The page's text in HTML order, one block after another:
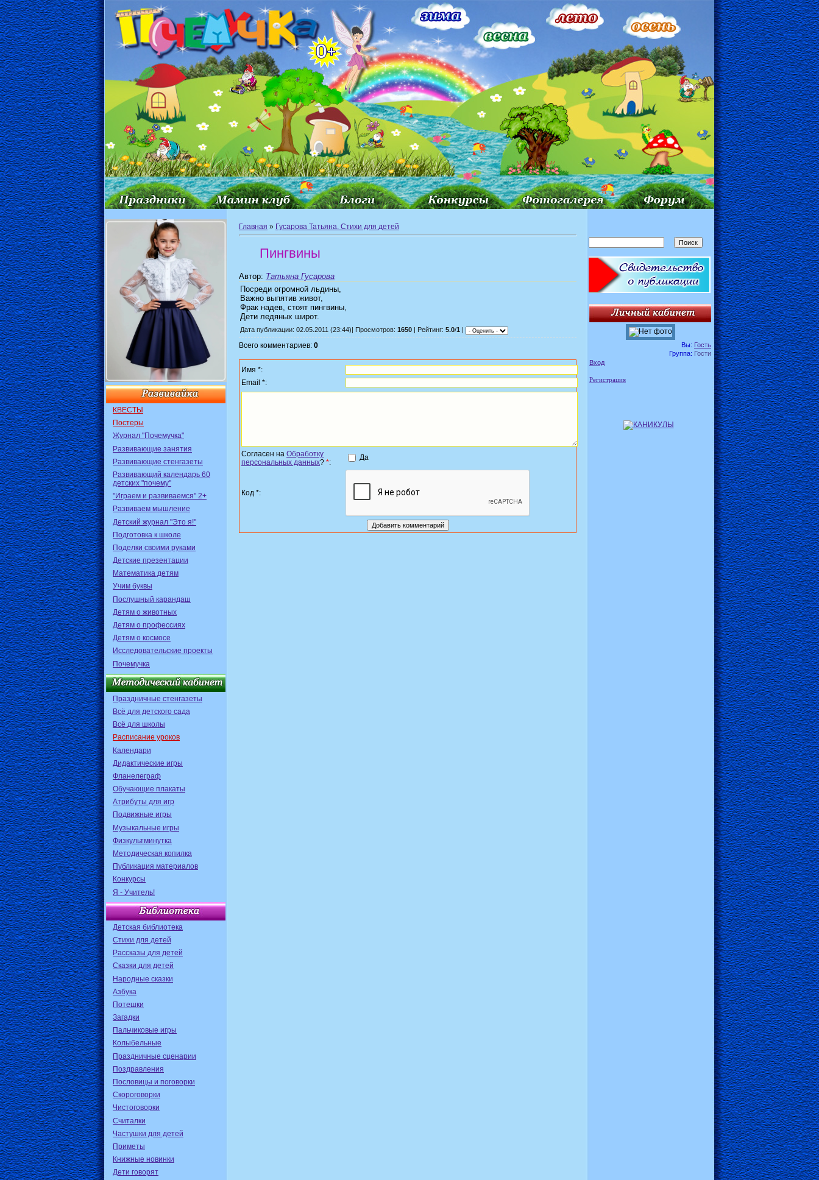
КВЕСТЫ
Постеры
Журнал "Почемучка"
Развивающие занятия
Развивающие стенгазеты
Развивающий календарь 60
детских "почему"
"Играем и развиваемся" 2+
Развиваем мышление
Детский журнал "Это я!"
Подготовка к школе
Поделки своими руками
Детские презентации
Математика детям
Учим буквы
Послушный карандаш
Детям о животных
Детям о профессиях
Детям о космосе
Исследовательские проекты
Почемучка
Праздничные стенгазеты
Всё для детского сада
Всё для школы
Расписание уроков
Календари
Дидактические игры
Фланелеграф
Обучающие плакаты
Атрибуты для игр
Подвижные игры
Музыкальные игры
Физкультминутка
Методическая копилка
Публикация материалов
Конкурсы
Я - Учитель!
Детская библиотека
Стихи для детей
Рассказы для детей
Сказки для детей
Народные сказки
Азбука
Потешки
Загадки
Пальчиковые игры
Колыбельные
Праздничные сценарии
Поздравления
Пословицы и поговорки
Скороговорки
Чистоговорки
Считалки
Частушки для детей
Приметы
Книжные новинки
Дети говорят
Главная » Гусарова Татьяна. Стихи для детей
Пингвины
Автор: Татьяна Гусарова
Посреди огромной льдины,
Важно выпятив живот,
Фрак надев, стоят пингвины,
Дети ледяных широт.
Дата публикации: 02.05.2011 (23:44)| Просмотров: 1650 | Рейтинг: 5.0/1
Всего комментариев: 0
Имя *:
Email *:
Согласен на Обработку
персональных данных? *:
Да
Код *:
Вы: Гость
Группа: Гости
Вход
Регистрация